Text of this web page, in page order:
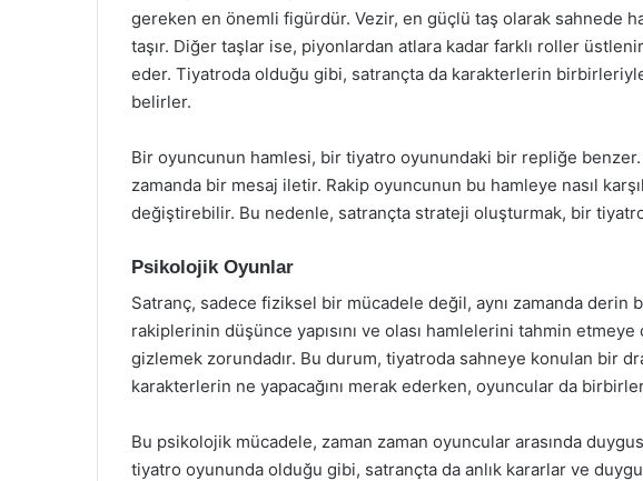
gereken en önemli figürdür. Vezir, en güçlü taş olarak sahnede
taşır. Diğer taşlar ise, piyonlardan atlara kadar farklı roller
eder. Tiyatroda olduğu gibi, satrançta da karakterlerin
belirler.
Bir oyuncunun hamlesi, bir tiyatro oyunundaki bir repliğe benzer.
zamanda bir mesaj iletir. Rakip oyuncunun bu hamleye nasıl
değiştirebilir. Bu nedenle, satrançta strateji oluşturmak, bir
Psikolojik Oyunlar
Satranç, sadece fiziksel bir mücadele değil, aynı zamanda derin
rakiplerinin düşünce yapısını ve olası hamlelerini tahmin
gizlemek zorundadır. Bu durum, tiyatroda sahneye konulan bir
karakterlerin ne yapacağını merak ederken, oyuncular da
Bu psikolojik mücadele, zaman zaman oyuncular arasında
tiyatro oyununda olduğu gibi, satrançta da anlık kararlar ve